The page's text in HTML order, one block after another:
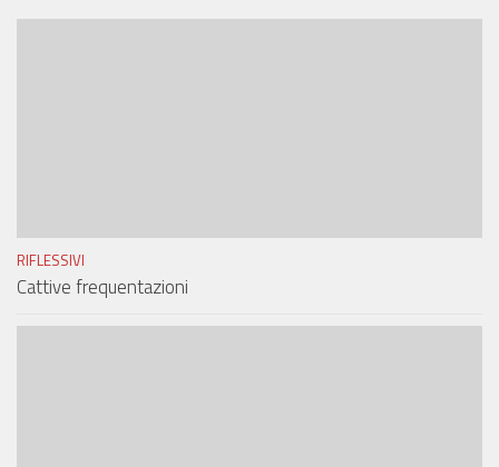
RIFLESSIVI
Cattive frequentazioni